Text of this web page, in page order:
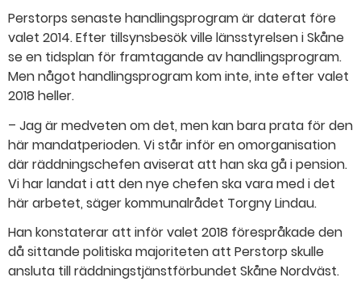
Perstorps senaste handlingsprogram är daterat före
valet 2014. Efter tillsynsbesök ville länsstyrelsen i Skåne
se en tidsplan för framtagande av handlingsprogram.
Men något handlingsprogram kom inte, inte efter valet
2018 heller.
– Jag är medveten om det, men kan bara prata för den
här mandatperioden. Vi står inför en omorganisation
där räddningschefen aviserat att han ska gå i pension.
Vi har landat i att den nye chefen ska vara med i det
här arbetet, säger kommunalrådet Torgny Lindau.
Han konstaterar att inför valet 2018 förespråkade den
då sittande politiska majoriteten att Perstorp skulle
ansluta till räddningstjänstförbundet Skåne Nordväst.